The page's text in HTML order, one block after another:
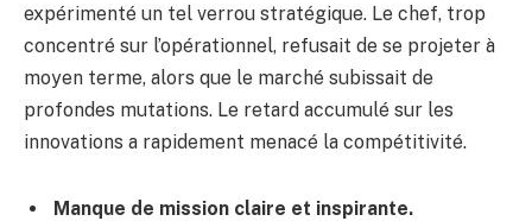
expérimenté un tel verrou stratégique. Le chef, trop
concentré sur l’opérationnel, refusait de se projeter à
moyen terme, alors que le marché subissait de
profondes mutations. Le retard accumulé sur les
innovations a rapidement menacé la compétitivité.
Manque de mission claire et inspirante.